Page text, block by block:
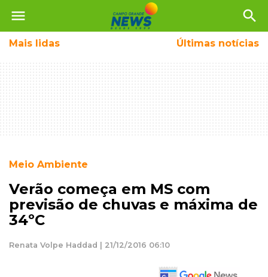
menu search
Mais lidas Últimas notícias
Meio Ambiente
Verão começa em MS com
previsão de chuvas e máxima de
34ºC
Renata Volpe Haddad | 21/12/2016 06:10